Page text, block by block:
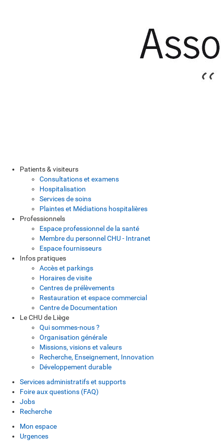
Patients & visiteurs
Consultations et examens
Hospitalisation
Services de soins
Plaintes et Médiations hospitalières
Professionnels
Espace professionnel de la santé
Membre du personnel CHU - Intranet
Espace fournisseurs
Infos pratiques
Accès et parkings
Horaires de visite
Centres de prélèvements
Restauration et espace commercial
Centre de Documentation
Le CHU de Liège
Qui sommes-nous ?
Organisation générale
Missions, visions et valeurs
Recherche, Enseignement, Innovation
Développement durable
Services administratifs et supports
Foire aux questions (FAQ)
Jobs
Recherche
Mon espace
Urgences